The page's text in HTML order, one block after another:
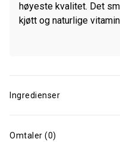
høyeste kvalitet. Det
kjøtt og naturlige
Ingredienser
Omtaler (0)